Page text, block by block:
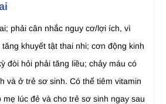
phải cân nhắc nguy cơ/lợi ích, vì
khuyết tật thai nhi; cơn động kinh
đòi hỏi phải tăng liều; chảy máu có
và ở trẻ sơ sinh. Có thể tiêm vitamin
mẹ lúc đẻ và cho trẻ sơ sinh ngay sau